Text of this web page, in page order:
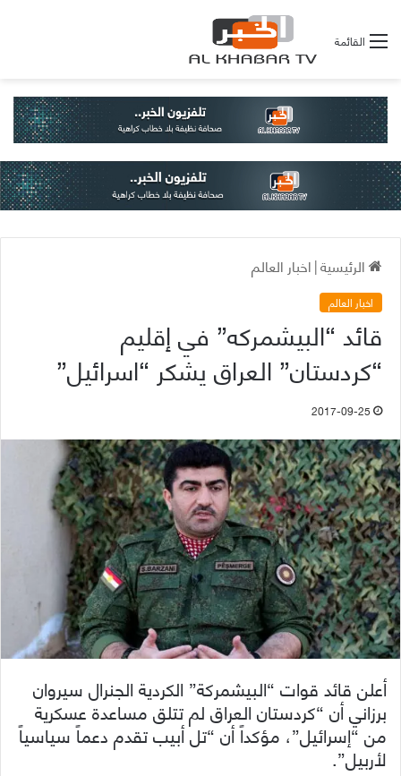
القائمة
الرئيسية|اخبار العالم
اخبار العالم
قائد “البيشمركه” في إقليم
“كردستان” العراق يشكر “اسرائيل”
2017-09-25
أعلن قائد قوات “البيشمركة” الكردية الجنرال سيروان
برزاني أن “كردستان العراق لم تتلق مساعدة عسكرية
من “إسرائيل”، مؤكداً أن “تل أبيب تقدم دعماً سياسياً
لأربيل”.